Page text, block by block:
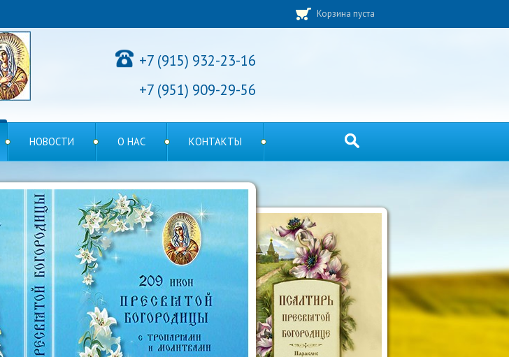
Корзина пуста
+7 (915) 932-23-16
+7 (951) 909-29-56
НОВОСТИ О НАС КОНТАКТЫ